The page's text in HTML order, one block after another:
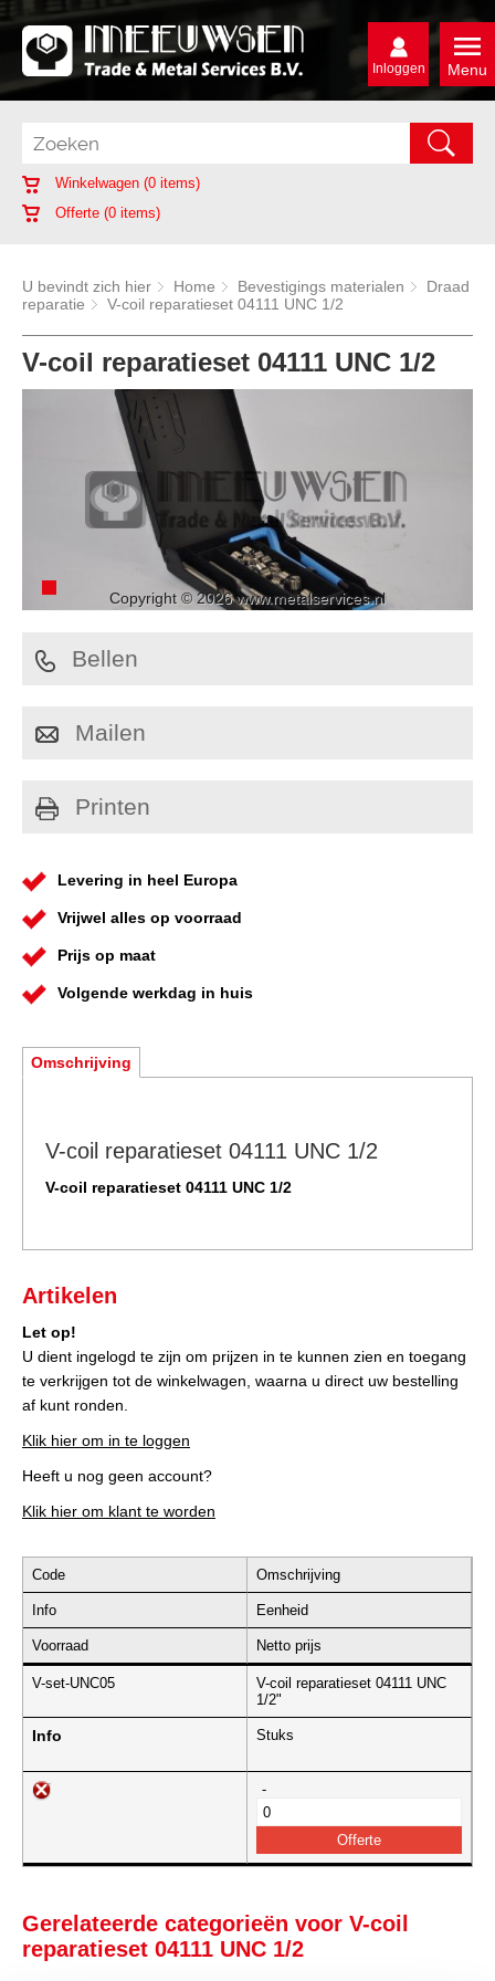
Menu
Inloggen
Winkelwagen (0 items)
Offerte (0 items)
U bevindt zich hier Home Bevestigings materialen
Draad
reparatie
V-coil reparatieset 04111 UNC 1/2
V-coil reparatieset 04111 UNC 1/2
Copyright © 2026 www.metalservices.nl
Bellen
Mailen
Printen
Levering in heel Europa
Vrijwel alles op voorraad
Prijs op maat
Volgende werkdag in huis
Omschrijving
V-coil reparatieset 04111 UNC 1/2
V-coil reparatieset 04111 UNC 1/2
Artikelen
Let op!
U dient ingelogd te zijn om prijzen in te kunnen zien en toegang
te verkrijgen tot de winkelwagen, waarna u direct uw bestelling
af kunt ronden.
Klik hier om in te loggen
Heeft u nog geen account?
Klik hier om klant te worden
Code Omschrijving
Info Eenheid
Voorraad Netto prijs
V-set-UNC05
V-coil reparatieset 04111 UNC
1/2"
Info Stuks
-
Gerelateerde categorieën voor V-coil
reparatieset 04111 UNC 1/2